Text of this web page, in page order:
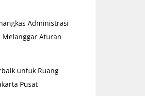
Administrasi
Melanggar Aturan
untuk Ruang
Pusat